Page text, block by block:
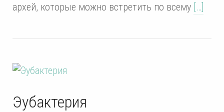
архей, которые можно встретить по всему […]
Эубактерия